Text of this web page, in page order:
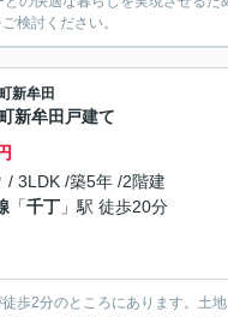
検討ください。
新牟田
新牟田戸建て
/ 3LDK /築5年 /2階建
「千丁 」駅 徒歩20分
歩2分のところにあります。土